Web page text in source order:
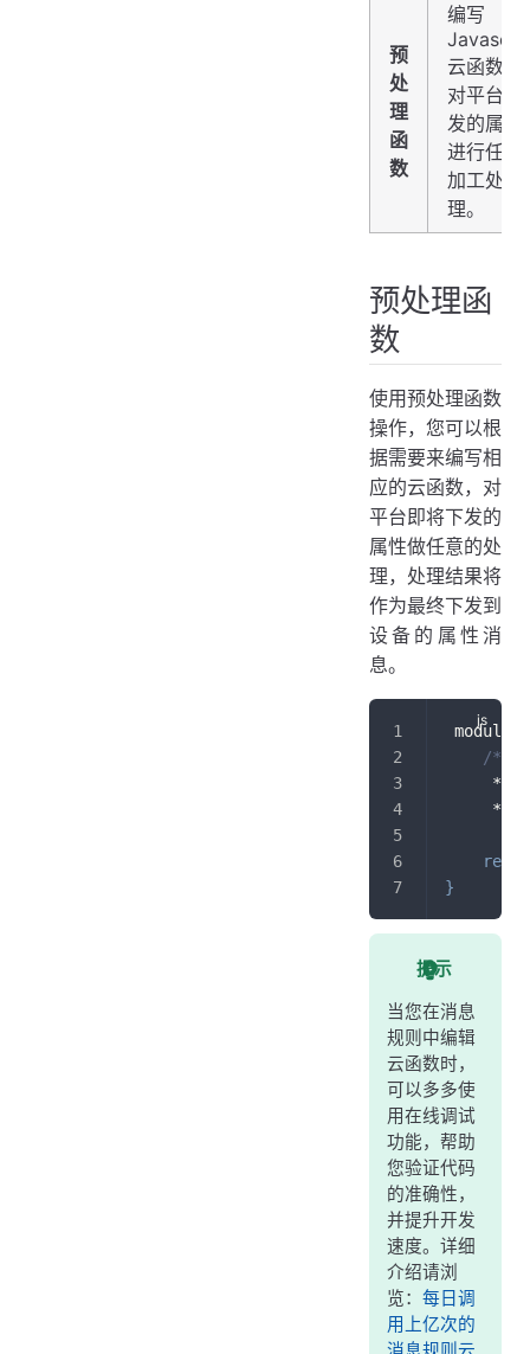
预
处
理
函
数
编写
云函数，
对平台下
发的属性
进行任意
加工处
理。
预处理函
数
使用预处理函数
操作，您可以根
据需要来编写相
应的云函数，对
平台即将下发的
属性做任意的处
理，处理结果将
作为最终下发到
设备的属性消
息。
module
/**
*
     */
}
提示
当您在消息
规则中编辑
云函数时，
可以多多使
用在线调试
功能，帮助
您验证代码
的准确性，
并提升开发
速度。详细
介绍请浏
览： 每日调
用上亿次的